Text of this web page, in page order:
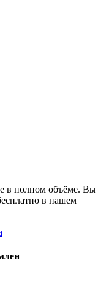
в полном объёме. Вы
в нашем